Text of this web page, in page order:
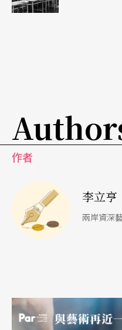
起。盲人們彼此看不到
陳玉慧作品最精采時
過往回憶、或面對生活
大窟窿。這也讓人們
個缺口，而在啞口的
班子裡的舞蹈片段。
華沙不遠，真的》，
作者
李立亨
兩岸資深